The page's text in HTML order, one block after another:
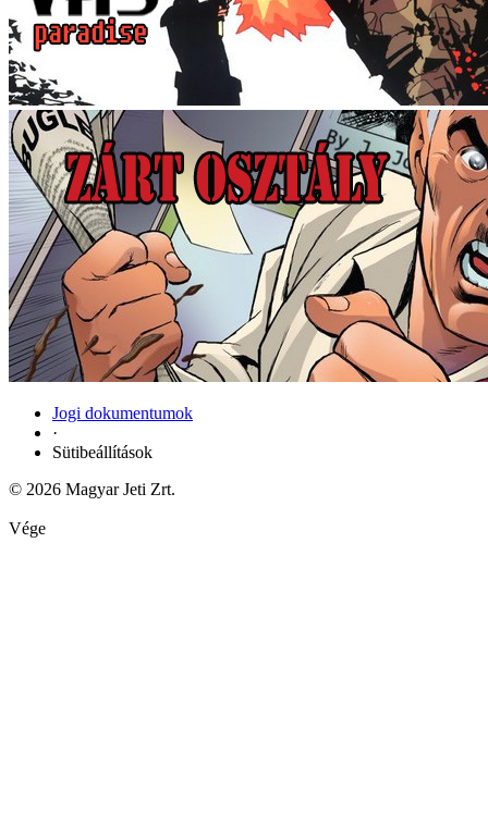
Jogi dokumentumok
·
Sütibeállítások
© 2026 Magyar Jeti Zrt.
Vége